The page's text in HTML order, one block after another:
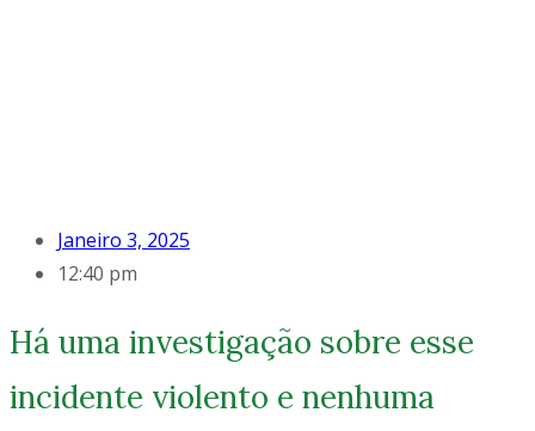
Janeiro 3, 2025
12:40 pm
Há uma investigação sobre esse
incidente violento e nenhuma